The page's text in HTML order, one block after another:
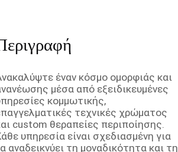
έναν κόσμο ομορφιάς και
μέσα από εξειδικευμένες
κομμωτικής,
τεχνικές χρώματος
custom θεραπείες περιποίησης.
υπηρεσία είναι σχεδιασμένη για
αναδεικνύει τη μοναδικότητα και τη